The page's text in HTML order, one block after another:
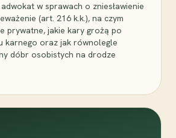
w sprawach o zniesławienie
(art. 216 k.k.), na czym
prywatne, jakie kary grożą po
karnego oraz jak równolegle
dóbr osobistych na drodze